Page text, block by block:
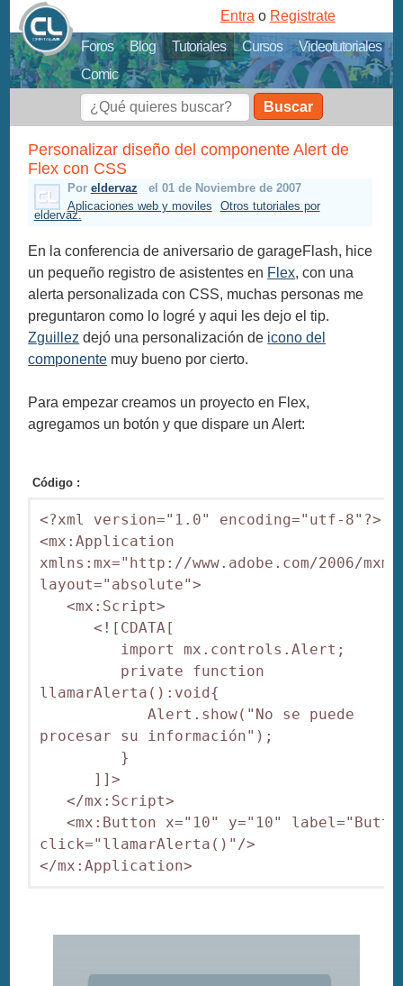
Foros Blog Tutoriales Cursos
Videotutoriales
Comic
Entra o Registrate
Buscar
Personalizar diseño del componente Alert de
Flex con CSS
Por eldervaz
el 01 de Noviembre de 2007
Aplicaciones web y moviles
Otros tutoriales por
eldervaz.
En la conferencia de aniversario de garageFlash, hice
un pequeño registro de asistentes en Flex, con una
alerta personalizada con CSS, muchas personas me
preguntaron como lo logré y aqui les dejo el tip.
Zguillez dejó una personalización de icono del
componente muy bueno por cierto.
Para empezar creamos un proyecto en Flex,
agregamos un botón y que dispare un Alert:
Código :
<?xml version="1.0" encoding="utf-8"?>
<mx:Application
xmlns:mx="http://www.adobe.com/2006/
layout="absolute">
<mx:Script>
<![CDATA[
import mx.controls.Alert;
private function
llamarAlerta():void{
Alert.show("No se puede
procesar su información");
}
]]>
</mx:Script>
<mx:Button x="10" y="10"
click="llamarAlerta()"/>